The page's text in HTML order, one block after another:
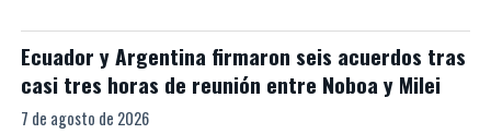
Ecuador y Argentina firmaron seis acuerdos tras
casi tres horas de reunión entre Noboa y Milei
7 de agosto de 2026